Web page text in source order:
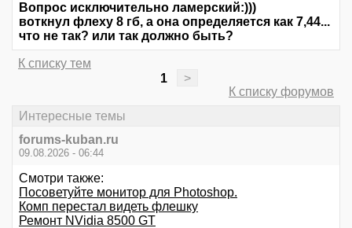
Вопрос исключительно ламерский:)))
воткнул флеху 8 гб, а она определяется как 7,44...
что не так? или так должно быть?
К списку тем
1
>
К списку форумов
Интересные темы
forums-kuban.ru
09.08.2026 - 06:44
Смотри также:
Посоветуйте монитор для Photoshop.
Комп перестал видеть флешку
Ремонт NVidia 8500 GT